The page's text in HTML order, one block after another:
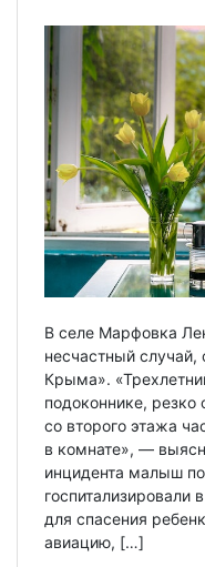
В селе Марфовка
несчастный случай,
Крыма».
подоконнике, резко
со второго этажа
в комнате», —
инцидента малыш
госпитализировали
для спасения
авиацию, […]